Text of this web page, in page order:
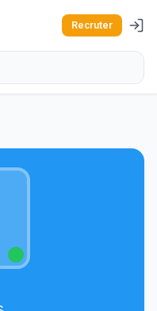
Recruter